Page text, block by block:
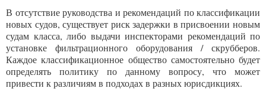
В отсутствие руководства и рекомендаций по классификации
новых судов, существует риск задержки в присвоении новым
судам класса, либо выдачи инспекторами рекомендаций по
установке фильтрационного оборудования / скрубберов.
Каждое классификационное общество самостоятельно будет
определять политику по данному вопросу, что может
привести к различиям в подходах в разных юрисдикциях.